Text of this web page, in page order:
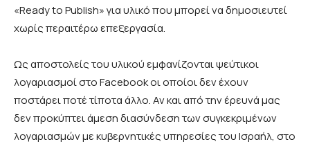
«Ready to Publish» για υλικό που μπορεί να δημοσιευτεί
χωρίς περαιτέρω επεξεργασία.
Ως αποστολείς του υλικού εμφανίζονται ψεύτικοι
λογαριασμοί στο Facebook οι οποίοι δεν έχουν
ποστάρει ποτέ τίποτα άλλο. Αν και από την έρευνά μας
δεν προκύπτει άμεση διασύνδεση των συγκεκριμένων
λογαριασμών με κυβερνητικές υπηρεσίες του Ισραήλ, στο